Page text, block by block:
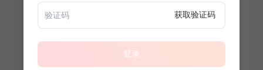
获取验证码
登录